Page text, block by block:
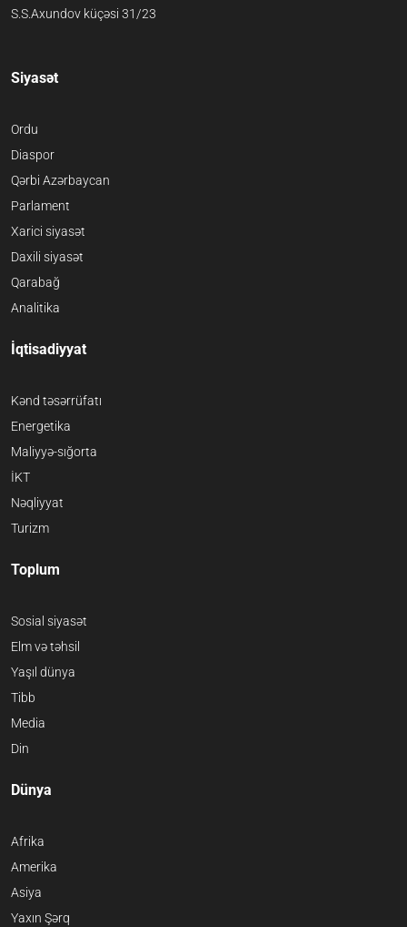
S.S.Axundov küçəsi 31/23
Siyasət
Ordu
Diaspor
Qərbi Azərbaycan
Parlament
Xarici siyasət
Daxili siyasət
Qarabağ
Analitika
İqtisadiyyat
Kənd təsərrüfatı
Energetika
Maliyyə-sığorta
İKT
Nəqliyyat
Turizm
Toplum
Sosial siyasət
Elm və təhsil
Yaşıl dünya
Tibb
Media
Din
Dünya
Afrika
Amerika
Asiya
Yaxın Şərq